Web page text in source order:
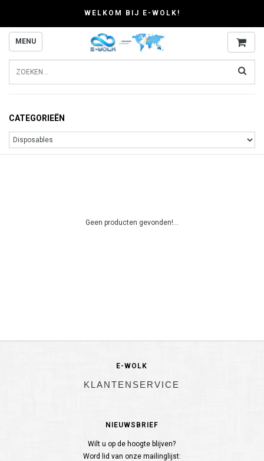
WELKOM BIJ E-WOLK!
MENU
CATEGORIEËN
Geen producten gevonden!...
E-WOLK
KLANTENSERVICE
NIEUWSBRIEF
Wilt u op de hoogte blijven?
Word lid van onze mailinglijst: